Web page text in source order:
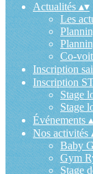
Actualités▴▾
Les
Co-
Inscription
Inscription
Stage
Stage
Événements▴
Nos activités
Baby
Gym
Stage